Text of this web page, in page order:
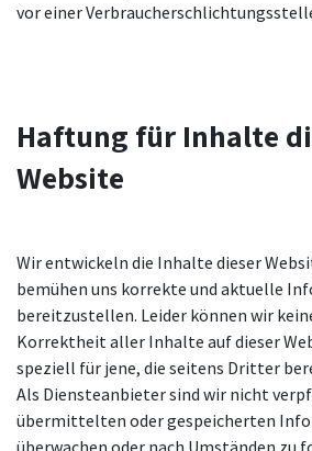
vor einer
Haftung für Inhalte
Website
Wir entwickeln die Inhalte dieser
bemühen uns korrekte und aktuelle
bereitzustellen. Leider können wir
Korrektheit aller Inhalte auf dieser
speziell für jene, die seitens Dritter
Als Diensteanbieter sind wir nicht
übermittelten oder gespeicherten
überwachen oder nach Umständen zu